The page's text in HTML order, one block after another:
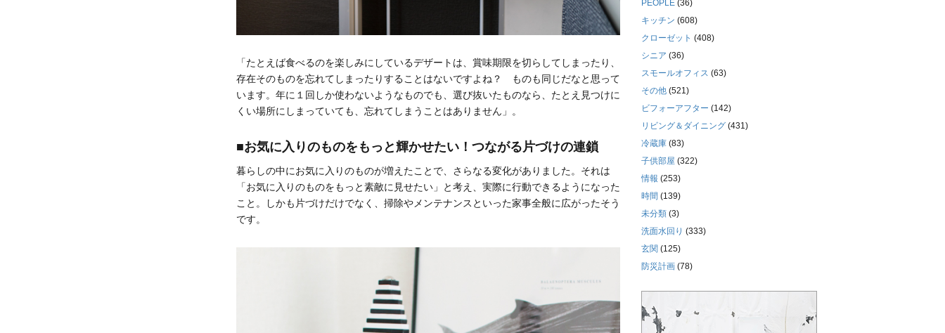
「たとえば食べるのを楽しみにしているデザートは、賞味期限を切らしてしまったり、
存在そのものを忘れてしまったりすることはないですよね？ ものも同じだなと思って
います。年に１回しか使わないようなものでも、選び抜いたものなら、たとえ見つけに
くい場所にしまっていても、忘れてしまうことはありません」。
■お気に入りのものをもっと輝かせたい！つながる片づけの連鎖
暮らしの中にお気に入りのものが増えたことで、さらなる変化がありました。それは
「お気に入りのものをもっと素敵に見せたい」と考え、実際に行動できるようになった
こと。しかも片づけだけでなく、掃除やメンテナンスといった家事全般に広がったそう
です。
PEOPLE (36)
キッチン (608)
クローゼット (408)
シニア (36)
スモールオフィス (63)
その他 (521)
ビフォーアフター (142)
リビング＆ダイニング (431)
冷蔵庫 (83)
子供部屋 (322)
情報 (253)
時間 (139)
未分類 (3)
洗面水回り (333)
玄関 (125)
防災計画 (78)